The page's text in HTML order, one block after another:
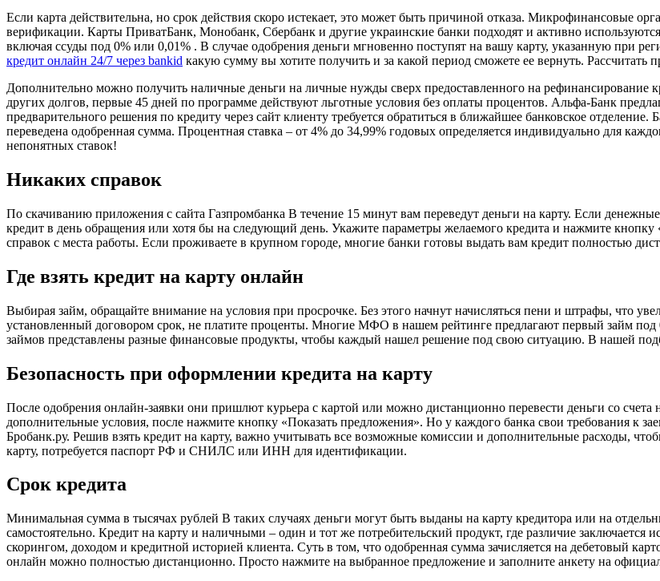
Если карта действительна, но срок действия скоро истекает, это может быть причиной отказа. Микрофинансовые
верификации. Карты ПриватБанк, Монобанк, Сбербанк и другие украинские банки подходят и активно
включая ссуды под 0% или 0,01% . В случае одобрения деньги мгновенно поступят на вашу карту, указанную при
кредит онлайн 24/7 через bankid какую сумму вы хотите получить и за какой период сможете ее вернуть.
Дополнительно можно получить наличные деньги на личные нужды сверх предоставленного на рефинансирование
других долгов, первые 45 дней по программе действуют льготные условия без оплаты процентов. Альфа-Банк
предварительного решения по кредиту через сайт клиенту требуется обратиться в ближайшее банковское отделение.
переведена одобренная сумма. Процентная ставка – от 4% до 34,99% годовых определяется индивидуально для
непонятных ставок!
Никаких справок
По скачиванию приложения с сайта Газпромбанка В течение 15 минут вам переведут деньги на карту. Если
кредит в день обращения или хотя бы на следующий день. Укажите параметры желаемого кредита и нажмите
справок с места работы. Если проживаете в крупном городе, многие банки готовы выдать вам кредит полностью
Где взять кредит на карту онлайн
Выбирая займ, обращайте внимание на условия при просрочке. Без этого начнут начисляться пени и штрафы, что
установленный договором срок, не платите проценты. Многие МФО в нашем рейтинге предлагают первый займ
займов представлены разные финансовые продукты, чтобы каждый нашел решение под свою ситуацию. В нашей
Безопасность при оформлении кредита на карту
После одобрения онлайн-заявки они пришлют курьера с картой или можно дистанционно перевести деньги со
дополнительные условия, после нажмите кнопку «Показать предложения». Но у каждого банка свои требования к
Бробанк.ру. Решив взять кредит на карту, важно учитывать все возможные комиссии и дополнительные расходы,
карту, потребуется паспорт РФ и СНИЛС или ИНН для идентификации.
Срок кредита
Минимальная сумма в тысячах рублей В таких случаях деньги могут быть выданы на карту кредитора или на
самостоятельно. Кредит на карту и наличными – один и тот же потребительский продукт, где различие заключается
скорингом, доходом и кредитной историей клиента. Суть в том, что одобренная сумма зачисляется на дебетовый
онлайн можно полностью дистанционно. Просто нажмите на выбранное предложение и заполните анкету на